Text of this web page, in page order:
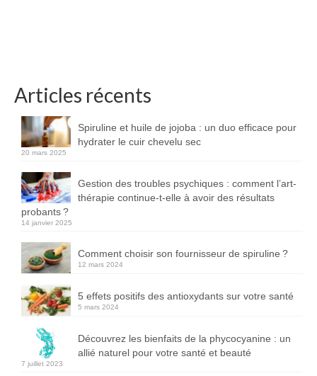
Articles récents
Spiruline et huile de jojoba : un duo efficace pour
hydrater le cuir chevelu sec
20 mars 2025
Gestion des troubles psychiques : comment l’art-
thérapie continue-t-elle à avoir des résultats
probants ?
14 janvier 2025
Comment choisir son fournisseur de spiruline ?
12 mars 2024
5 effets positifs des antioxydants sur votre santé
5 mars 2024
Découvrez les bienfaits de la phycocyanine : un
allié naturel pour votre santé et beauté
7 juillet 2023